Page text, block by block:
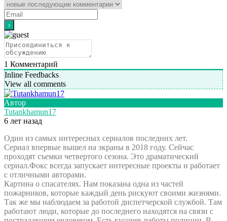
1 Комментарий
Inline Feedbacks
View all comments
Автор
Tutankhamun17
6 лет назад
Один из самых интересных сериалов последних лет.
Сериал впервые вышел на экраны в 2018 году. Сейчас
проходят съемки четвертого сезона. Это драматический
сериал.Фокс всегда запускает интересные проекты и работает
с отличными авторами.
Картина о спасателях. Нам показана одна из частей
пожарников, которые каждый день рискуют своими жизнями.
Так же мы наблюдаем за работой диспетчерской службой. Там
работают люди, которые до последнего находятся на связи с